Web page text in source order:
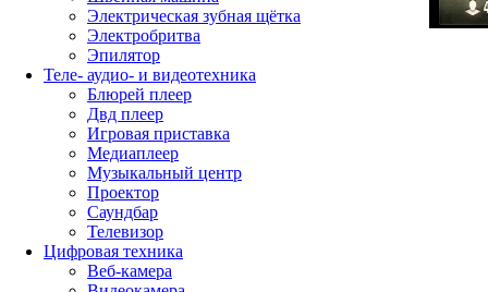
Электрическая зубная щётка
Электробритва
Эпилятор
Теле- аудио- и видеотехника
Блюрей плеер
Двд плеер
Игровая приставка
Медиаплеер
Музыкальный центр
Проектор
Саундбар
Телевизор
Цифровая техника
Веб-камера